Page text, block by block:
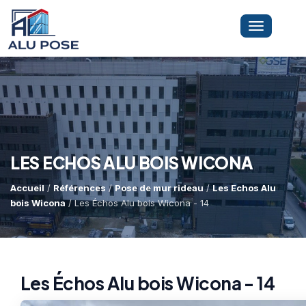
LA SOCIÉTÉ
PRESTATIONS
Dépannage Vitrages
Vitrine Magasin
Recherche De Fuite
MINI-GRUE ARAIGNÉE
Accès Difficiles
Toggle
LES ECHOS ALU BOIS WICONA
Accueil/ Références /Pose de mur rideau/Les Echos Alu
bois Wicona/ Les Échos Alu bois Wicona - 14
Les Échos Alu bois Wicona - 14